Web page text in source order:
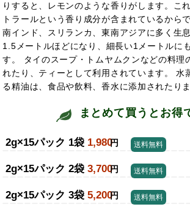
りすると、レモンのような香りがします。こ
トラールという香り成分が含まれているからで
南インド、スリランカ、東南アジアに多く生
1.5メートルほどになり、細長い1メートルに
す。 タイのスープ・トムヤムクンなどの料理
れたり、ティーとして利用されています。 水
る精油は、食品や飲料、香水に添加されたりま
まとめて買うとお得
2g×15パック 1袋 1,980円 送料無料
2g×15パック 2袋 3,700円 送料無料
2g×15パック 3袋 5,200円 送料無料